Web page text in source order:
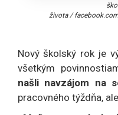
života/
Nový školský rok je
všetkým
našli navzájom na
pracovného týždňa,